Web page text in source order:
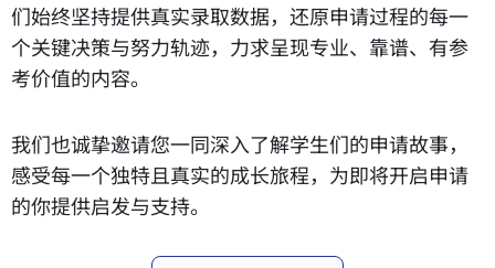
们始终坚持提供真实录取数据，还原申请过程的每一
个关键决策与努力轨迹，力求呈现专业、靠谱、有参
考价值的内容。
我们也诚挚邀请您一同深入了解学生们的申请故事，
感受每一个独特且真实的成长旅程，为即将开启申请
的你提供启发与支持。